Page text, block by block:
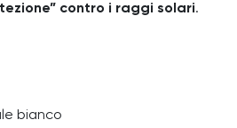
contro i raggi solari.
bianco